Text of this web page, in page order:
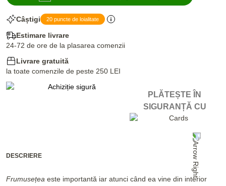
Câștigi 20 puncte de loialitate
Estimare livrare
24-72 de ore de la plasarea comenzii
Livrare gratuită
la toate comenzile de peste 250 LEI
PLĂTEȘTE ÎN
SIGURANȚĂ CU
DESCRIERE
Frumusețea este importantă iar atunci când ea vine din interior